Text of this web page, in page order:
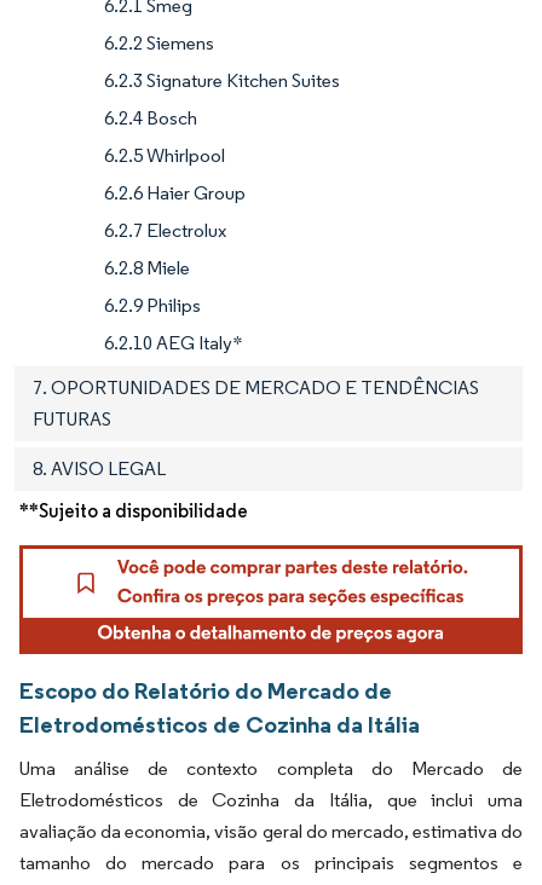
6.2.1 Smeg
6.2.2 Siemens
6.2.3 Signature Kitchen Suites
6.2.4 Bosch
6.2.5 Whirlpool
6.2.6 Haier Group
6.2.7 Electrolux
6.2.8 Miele
6.2.9 Philips
6.2.10 AEG Italy*
7. OPORTUNIDADES DE MERCADO E TENDÊNCIAS
FUTURAS
8. AVISO LEGAL
**Sujeito a disponibilidade
Escopo do Relatório do Mercado de
Eletrodomésticos de Cozinha da Itália
Uma análise de contexto completa do Mercado de
Eletrodomésticos de Cozinha da Itália, que inclui uma
avaliação da economia, visão geral do mercado, estimativa do
tamanho do mercado para os principais segmentos e